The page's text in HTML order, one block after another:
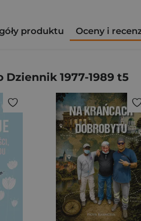
produktu Oceny i
Dziennik 1977-1989 t5